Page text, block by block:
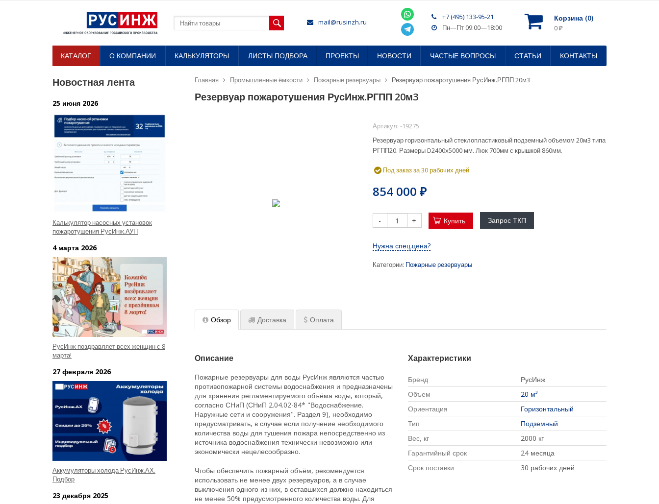
mail@rusinzh.ru
+7 (495) 133-95-21
Пн—Пт 09:00—18:00
Корзина (0)
0 ₽
КАТАЛОГ О КОМПАНИИ​ КАЛЬКУЛЯТОРЫ ЛИСТЫ ПОДБОРА ПРОЕКТЫ НОВОСТИ ЧАСТЫЕ ВОПРОСЫ СТАТЬИ КОНТАКТЫ
Главная Промышленные ёмкости Пожарные резервуары Резервуар пожаротушения РусИнж.РГПП 20м3
Резервуар пожаротушения РусИнж.РГПП 20м3
Артикул: -19275
Резервуар горизонтальный стеклопластиковый подземный объемом 20м3 типа
РГПП20. Размеры D2400x5000 мм. Люк 700мм с крышкой 860мм.
Под заказ за 30 рабочих дней
854 000 ₽
- + Купить Запрос ТКП
Нужна спец.цена?
Категории: Пожарные резервуары
Обзор Доставка Оплата
Описание
Пожарные резервуары для воды РусИнж являются частью
противопожарной системы водоснабжения и предназначены
для хранения регламентируемого объёма воды, который,
согласно СНиП (СНиП 2.04.02-84* "Водоснабжение.
Наружные сети и сооружения". Раздел 9), необходимо
предусматривать, в случае если получение необходимого
количества воды для тушения пожара непосредственно из
источника водоснабжения технически невозможно или
экономически нецелесообразно.
Чтобы обеспечить пожарный объём, рекомендуется
использовать не менее двух резервуаров, а в случае
выключения одного из них, в оставшихся должно находиться
не менее 50% предусмотренного количества воды. Для
Характеристики
Бренд
РусИнж
Объем
20 м³
Ориентация
Горизонтальный
Тип
Подземный
Вес, кг
2000 кг
Гарантийный срок
24 месяца
Срок поставки
30 рабочих дней
Новостная лента
25 июня 2026
Калькулятор насосных установок
пожаротушения РусИнж.АУП
4 марта 2026
РусИнж поздравляет всех женщин с 8
марта!
27 февраля 2026
Аккумуляторы холода РусИнж.АХ.
Подбор
23 декабря 2025